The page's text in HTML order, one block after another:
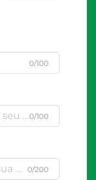
0/100
0/100
0/200